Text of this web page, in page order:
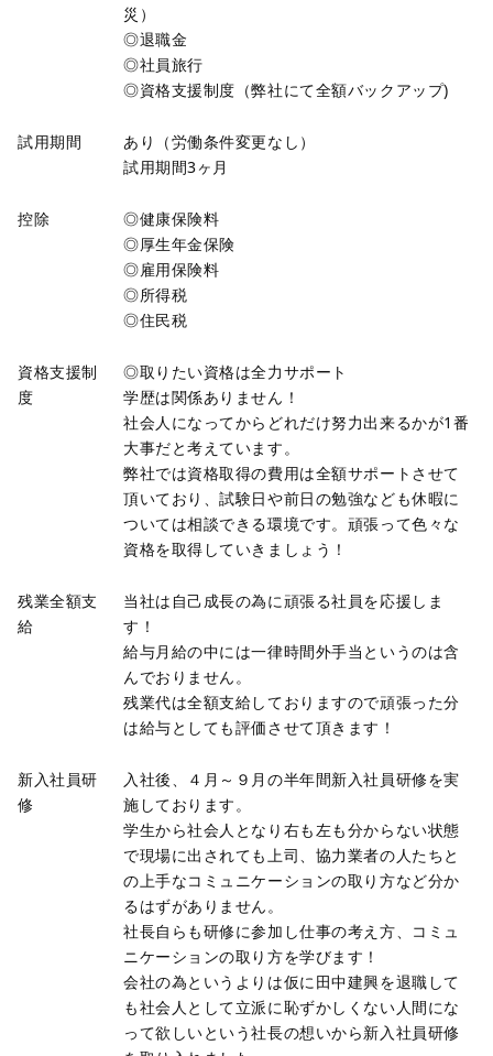
災）
◎退職金
◎社員旅行
◎資格支援制度（弊社にて全額バックアップ)
試用期間
あり（労働条件変更なし）
試用期間3ヶ月
控除
◎健康保険料
◎厚生年金保険
◎雇用保険料
◎所得税
◎住民税
資格支援制
度
◎取りたい資格は全力サポート
学歴は関係ありません！
社会人になってからどれだけ努力出来るかが1番
大事だと考えています。
弊社では資格取得の費用は全額サポートさせて
頂いており、試験日や前日の勉強なども休暇に
ついては相談できる環境です。頑張って色々な
資格を取得していきましょう！
残業全額支
給
当社は自己成長の為に頑張る社員を応援しま
す！
給与月給の中には一律時間外手当というのは含
んでおりません。
残業代は全額支給しておりますので頑張った分
は給与としても評価させて頂きます！
新入社員研
修
入社後、４月～９月の半年間新入社員研修を実
施しております。
学生から社会人となり右も左も分からない状態
で現場に出されても上司、協力業者の人たちと
の上手なコミュニケーションの取り方など分か
るはずがありません。
社長自らも研修に参加し仕事の考え方、コミュ
ニケーションの取り方を学びます！
会社の為というよりは仮に田中建興を退職して
も社会人として立派に恥ずかしくない人間にな
って欲しいという社長の想いから新入社員研修